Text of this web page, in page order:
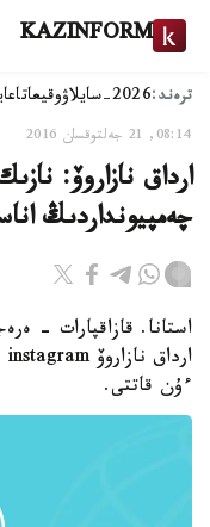
KAZINFORM
ترەند:2026-سايلاۋ وقيعا
08:14, 21 جەلتوقسان 2016
ارداق نازاروۆ:
چەمپيونداردىڭ
استانا. قازاقپارات -
ءۇن قاتتى.